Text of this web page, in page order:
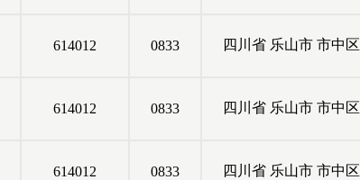
614012 0833 四川省 乐山市 市中区
614012 0833 四川省 乐山市 市中区
614012 0833 四川省 乐山市 市中区